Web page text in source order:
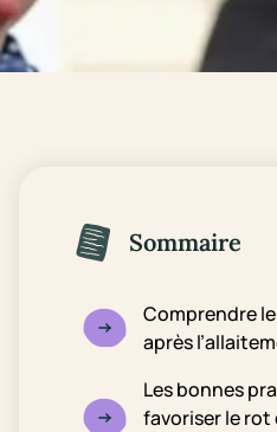
Sommaire
Comprendre
après
Les bonnes
favoriser le